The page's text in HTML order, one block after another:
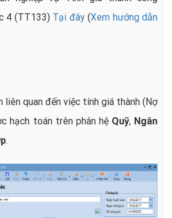
4 (TT133) Tại đây (Xem hướng dẫn
liên quan đến việc tính giá thành (Nợ
hạch toán trên phân hệ Quỹ, Ngân
.